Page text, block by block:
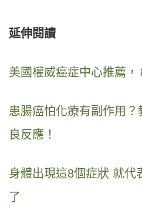
延伸閱讀
美國權威癌症中心推薦
患腸癌怕化療有副作用
良反應！
身體出現這8個症狀 就代
了